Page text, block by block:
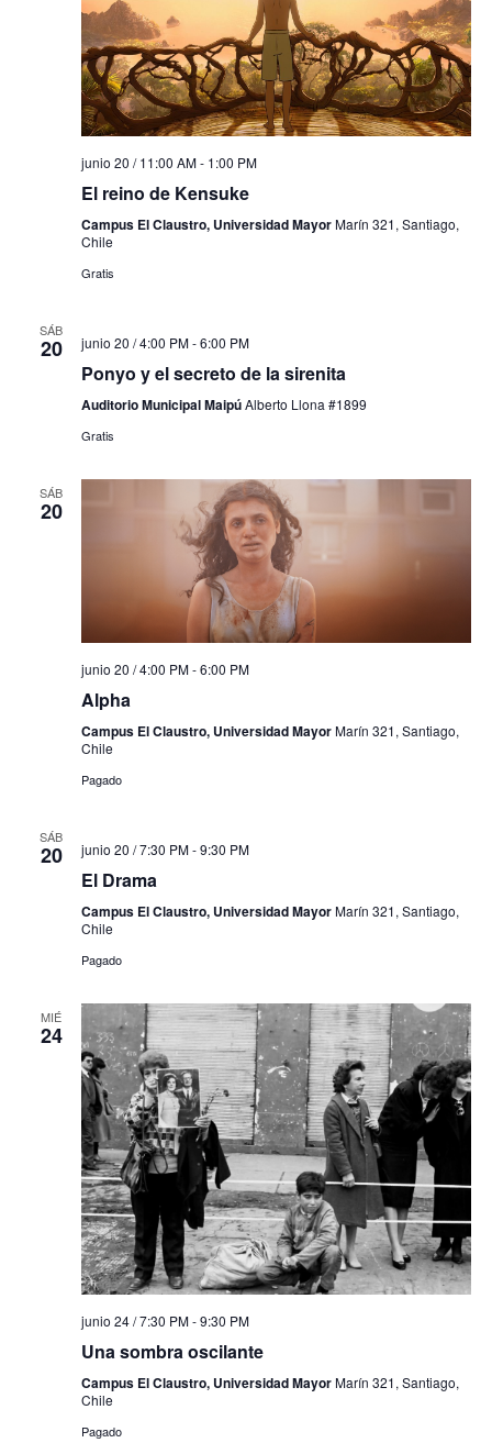
junio 20 / 11:00 AM- 1:00 PM
El reino de Kensuke
Campus El Claustro, Universidad MayorMarín 321, Santiago,
Chile
Gratis
SÁB
20 junio 20 / 4:00 PM-6:00 PM
Ponyo y el secreto de la sirenita
Auditorio Municipal MaipúAlberto Llona #1899
Gratis
SÁB
20
junio 20 / 4:00 PM-6:00 PM
Alpha
Campus El Claustro, Universidad MayorMarín 321, Santiago,
Chile
Pagado
SÁB
20 junio 20 / 7:30 PM-9:30 PM
El Drama
Campus El Claustro, Universidad MayorMarín 321, Santiago,
Chile
Pagado
MIÉ
24
junio 24 / 7:30 PM-9:30 PM
Una sombra oscilante
Campus El Claustro, Universidad MayorMarín 321, Santiago,
Chile
Pagado